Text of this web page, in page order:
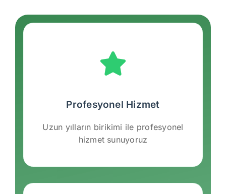
Profesyonel Hizmet
Uzun yılların birikimi ile profesyonel
hizmet sunuyoruz